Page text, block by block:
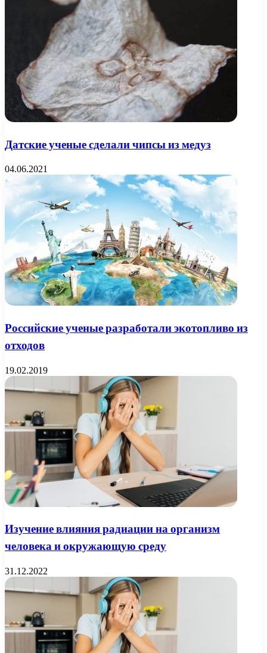
Датские ученые сделали чипсы из медуз
04.06.2021
Российские ученые разработали экотопливо из
отходов
19.02.2019
Изучение влияния радиации на организм
человека и окружающую среду
31.12.2022